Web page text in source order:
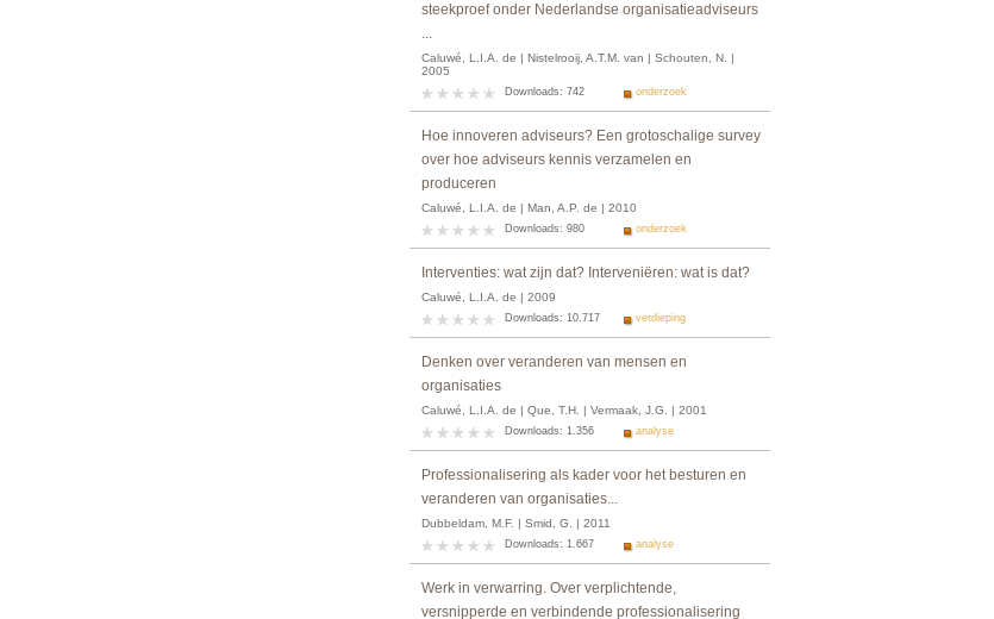
steekproef onder Nederlandse organisatieadviseurs
...
Caluwé, L.I.A. de | Nistelrooij, A.T.M. van | Schouten, N. |
2005
Downloads: 742 onderzoek
Hoe innoveren adviseurs? Een grotoschalige survey
over hoe adviseurs kennis verzamelen en
produceren
Caluwé, L.I.A. de | Man, A.P. de | 2010
Downloads: 980 onderzoek
Interventies: wat zijn dat? Interveniëren: wat is dat?
Caluwé, L.I.A. de | 2009
Downloads: 10.717 verdieping
Denken over veranderen van mensen en
organisaties
Caluwé, L.I.A. de | Que, T.H. | Vermaak, J.G. | 2001
Downloads: 1.356 analyse
Professionalisering als kader voor het besturen en
veranderen van organisaties...
Dubbeldam, M.F. | Smid, G. | 2011
Downloads: 1.667 analyse
Werk in verwarring. Over verplichtende,
versnipperde en verbindende professionalisering